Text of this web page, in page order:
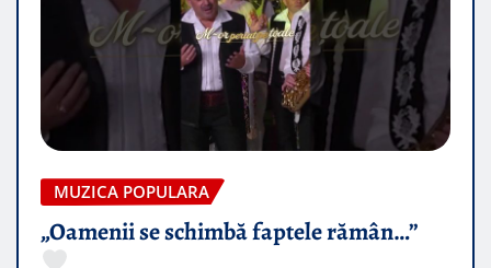
MUZICA POPULARA
„Oamenii se schimbă faptele rămân…”